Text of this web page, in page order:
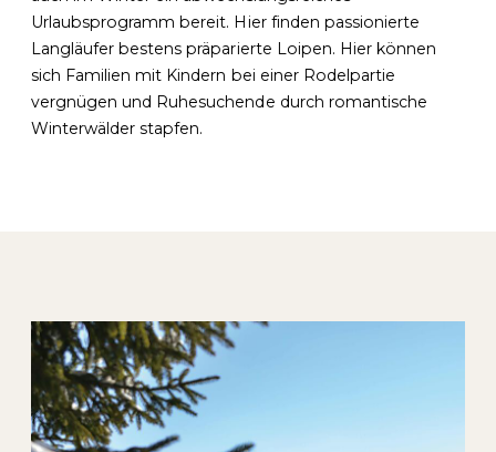
Urlaubsprogramm bereit. Hier finden passionierte
Langläufer bestens präparierte Loipen. Hier können
sich Familien mit Kindern bei einer Rodelpartie
vergnügen und Ruhesuchende durch romantische
Winterwälder stapfen.